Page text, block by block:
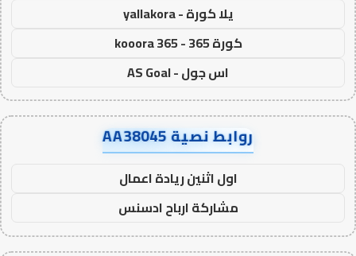
يلا كورة - yallakora
كورة 365 - kooora 365
اس جول - AS Goal
روابط نصية AA38045
اول اثنين ريادة اعمال
مشاركة ارباح ادسنس